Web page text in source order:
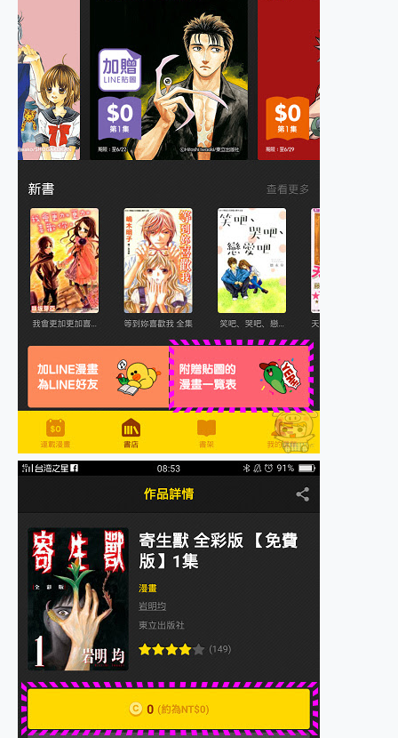
B&O 精品級音響! Home+ 中嘉寬頻 SoundBox 劇院串流盒 開箱 評測
2億 APO蔡司長焦神機降臨~ vivo X200 Pro、vivo X200 就是這麼好拍
EaseUS Vocal Remover 免費線上去聲器一鍵去除人聲 人聲 音樂分離 2024 消除人聲推薦
3 個超值 MHN 飛人工具分享~~ iToolab AnyGo 魔物獵人 Now飛人 ios教學 不出門也可以到處走
Locawhere AnyTo 寶可夢飛人 AnyTo 不出門也可以飛遍全世界
小體積 40000mAh 超大容量 一次充5個設備 充好充滿 CUKTECH 酷態科 300W 微型充電站 開箱 評測
97.3% 恢復率，資料救援就是這麼簡單 EaseUS Data Recovery Wizard Free 18.0.0 業界最好的資料救援軟體
磁碟系統大風吹 有了 磁碟管理程式 EaseUS Partition Master 就是這麼簡單
全新 SONY Xperia 1 VI 開箱! 相機實測! 長焦覆蓋更遠更清晰、2日長續航、頂尖影音娛樂效能~
vivo TWS 3e 真無線藍牙耳機智慧降噪升級、音質明亮溫潤，並支援雙設備連接~
MSI Claw 掌機專屬配件包 來囉 完美保護 MSI Claw A1M-026TW 電競掌機
Motorola edge 70 pro 及 moto g37 power上市，登錄在送飛利浦氣炸鍋
近八千元的 Soundcore Liberty 5 Pro Max，有螢幕的耳機會是智商稅嗎?
ASUS Pad 全面應援 Me Time，加碼愛奇藝黃金雙周卡體驗，專案價最低 NT$0 起